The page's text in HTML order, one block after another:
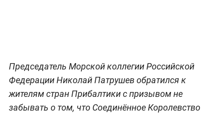
Председатель Морской коллегии Российской
Федерации Николай Патрушев обратился к
жителям стран Прибалтики с призывом не
забывать о том, что Соединённое Королевство